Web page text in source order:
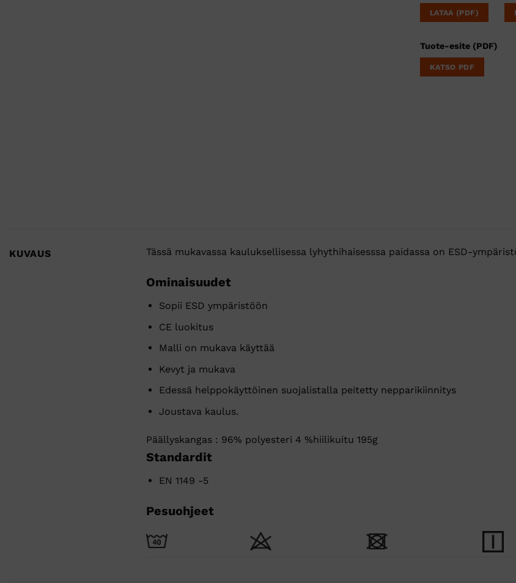
LATAA (PDF)
Tuote-esite (PDF)
KATSO PDF
KUVAUS Tässä mukavassa kauluksellisessa lyhythihaisesssa paidassa on ESD-
Ominaisuudet
Sopii ESD ympäristöön
CE luokitus
Malli on mukava käyttää
Kevyt ja mukava
Edessä helppokäyttöinen suojalistalla peitetty nepparikiinnitys
Joustava kaulus.
Päällyskangas : 96% polyesteri 4 %hiilikuitu 195g
Standardit
EN 1149 -5
Pesuohjeet